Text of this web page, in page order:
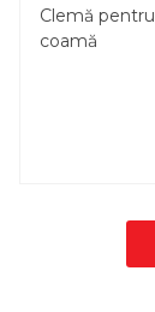
Clemă pentru
coamă